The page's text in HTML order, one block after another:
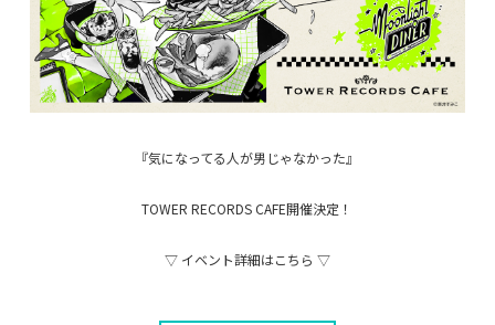
『気になってる人が男じゃなかった』
TOWER RECORDS CAFE開催決定！
▽ イベント詳細はこちら ▽